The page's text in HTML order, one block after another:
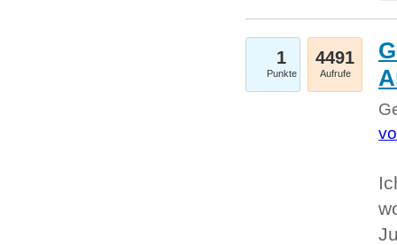
1
Punkte
4491
Aufrufe